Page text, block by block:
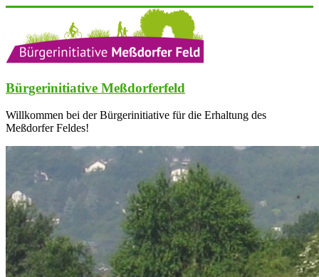
springen
Bürgerinitiative Meßdorferfeld
Willkommen bei der Bürgerinitiative für die Erhaltung des
Meßdorfer Feldes!